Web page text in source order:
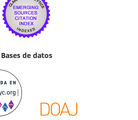
Bases de datos